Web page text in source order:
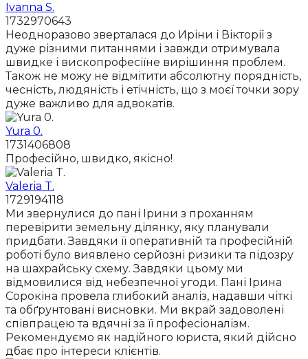
Ivanna S.
1732970643
Неодноразово зверталася до Иріни і Вікторії з
дуже різними питаннями і завжди отримувала
швидке і вископрофесіїне вирішиння проблем.
Також не можу не відмітити абсолютну порядність,
чесність, людяність і етічність, що з моєї точки зору
дуже важливо для адвокатів.
Yura 0.
1731406808
Професійно, швидко, якісно!
Valeria T.
1729194118
Ми звернулися до пані Ірини з проханням
перевірити земельну ділянку, яку планували
придбати. Завдяки її оперативній та професійній
роботі було виявлено серйозні ризики та підозру
на шахрайську схему. Завдяки цьому ми
відмовилися від небезпечної угоди. Пані Ірина
Сорокіна провела глибокий аналіз, надавши чіткі
та обґрунтовані висновки. Ми вкрай задоволені
співпрацею та вдячні за її професіоналізм.
Рекомендуємо як надійного юриста, який дійсно
дбає про інтереси клієнтів.